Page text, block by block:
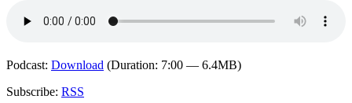
Podcast: Download (Duration: 7:00 — 6.4MB)
Subscribe: RSS